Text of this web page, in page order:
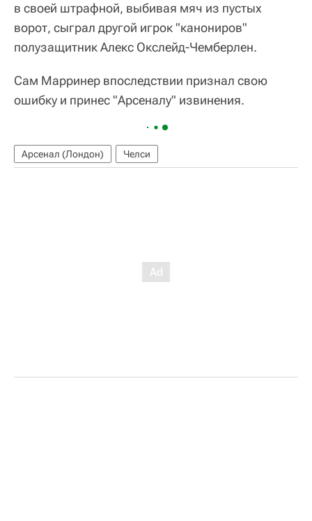
в своей штрафной, выбивая мяч из пустых
ворот, сыграл другой игрок "канониров"
полузащитник Алекс Окслейд-Чемберлен.
Сам Марринер впоследствии признал свою
ошибку и принес "Арсеналу" извинения.
Арсенал (Лондон) Челси